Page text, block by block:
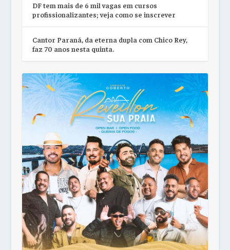
DF tem mais de 6 mil vagas em cursos
profissionalizantes; veja como se inscrever
Cantor Paraná, da eterna dupla com Chico Rey,
faz 70 anos nesta quinta.